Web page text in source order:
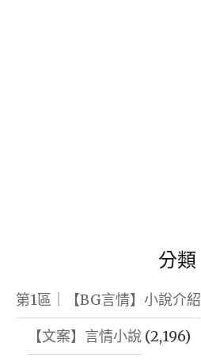
分類
第1區｜【BG言情】小說介紹
【文案】言情小說 (2,196)